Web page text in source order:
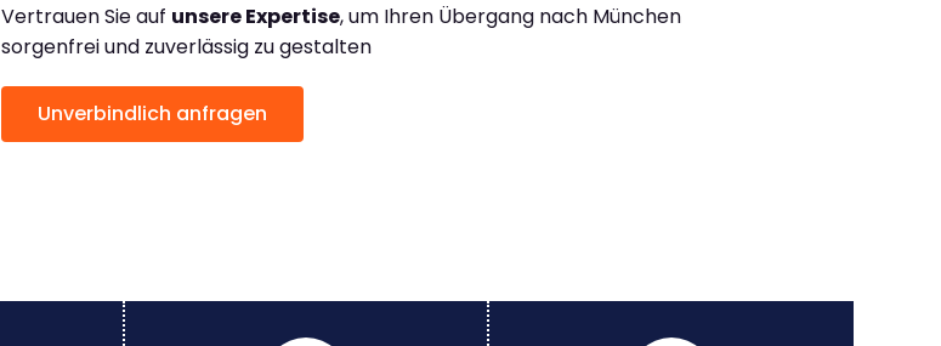
Vertrauen Sie auf unsere Expertise, um Ihren Übergang nach München
sorgenfrei und zuverlässig zu gestalten
Unverbindlich anfragen